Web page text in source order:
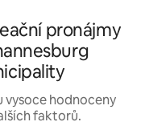
pronájmy
vysoce hodnoceny
faktorů.